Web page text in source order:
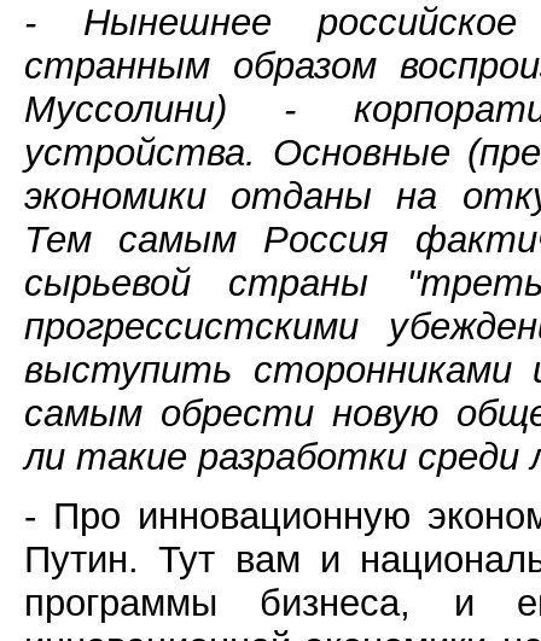
- Нынешнее
странным образом
Муссолини) -
устройства. Основные
экономики отданы на
Тем самым Россия
сырьевой страны
прогрессистскими
выступить сторонниками
самым обрести новую
ли такие разработки
- Про инновационную
Путин. Тут вам и
программы бизнеса, и